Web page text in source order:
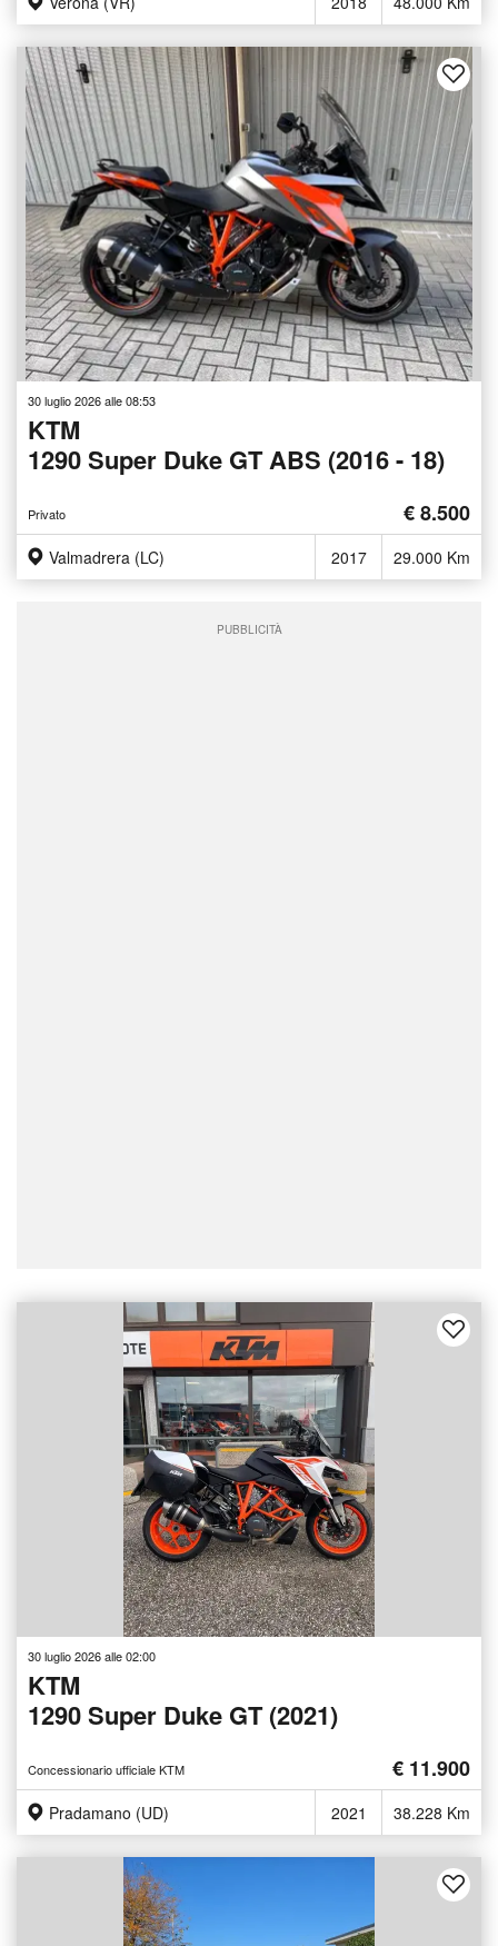
30 luglio 2026 alle 08:53
KTM
1290 Super Duke GT ABS (2016 - 18)
Privato € 8.500
Valmadrera (LC) 2017 29.000 Km
PUBBLICITÀ
30 luglio 2026 alle 02:00
KTM
1290 Super Duke GT (2021)
Concessionario ufficiale KTM € 11.900
Pradamano (UD) 2021 38.228 Km